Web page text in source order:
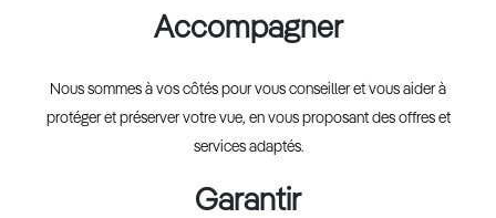
Accompagner
Nous sommes à vos côtés pour vous conseiller et vous aider à
protéger et préserver votre vue, en vous proposant des offres et
services adaptés.
Garantir